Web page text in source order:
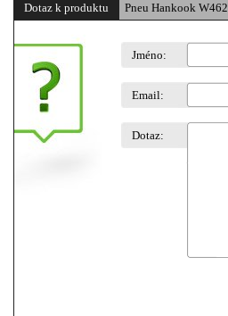
Dotaz k produktu Pneu Hankook
Jméno:
Email:
Dotaz: